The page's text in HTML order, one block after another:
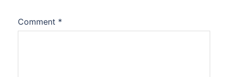
Comment *